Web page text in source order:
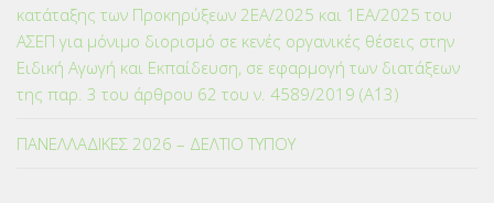
κατάταξης των Προκηρύξεων 2ΕΑ/2025 και 1ΕΑ/2025 του
ΑΣΕΠ για μόνιμο διορισμό σε κενές οργανικές θέσεις στην
Ειδική Αγωγή και Εκπαίδευση, σε εφαρμογή των διατάξεων
της παρ. 3 του άρθρου 62 του ν. 4589/2019 (Α΄13)
ΠΑΝΕΛΛΑΔΙΚΕΣ 2026 – ΔΕΛΤΙΟ ΤΥΠΟΥ